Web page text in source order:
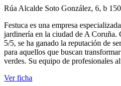
Rúa Alcalde Soto González, 6, b
Festuca es una empresa
jardinería en la ciudad de A Coruña.
5/5, se ha ganado la reputación de
para aquellos que buscan
verdes. Su equipo de profesionales
Ver ficha